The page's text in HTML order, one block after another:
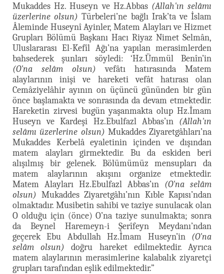
Mukaddes Hz. Huseyn ve Hz.Abbas (Allah'ın selâmı
üzerlerine olsun) Türbeleri’ne bağlı Irak’ta ve İslam
Âleminde Huseynî Ayinler, Matem Alayları ve Hizmet
Grupları Bölümü Başkanı Hacı Riyaz Nimet Selmân,
Uluslararası El-Kefîl Ağı’na yapılan merasimlerden
bahsederek şunları söyledi: ‘Hz.Ümmül Benîn’in
(O'na selâm olsun) vefâtı hatırasında Matem
alaylarının inişi ve hareketi vefât hatırası olan
Cemâziyelâhir ayının on üçüncü gününden bir gün
önce başlamakta ve sonrasında da devam etmektedir.
Hareketin zirvesi bugün yaşanmakta olup Hz.İmam
Huseyn ve Kardeşi Hz.Ebulfazl Abbas’ın (Allah'ın
selâmı üzerlerine olsun) Mukaddes Ziyaretgâhları’na
Mukaddes Kerbelâ eyaletinin içinden ve dışından
matem alayları girmektedir. Bu da eskiden beri
alışılmış bir gelenek. Bölümümüz mensupları da
matem alaylarının akışını organize etmektedir.
Matem Alayları Hz.Ebulfazl Abbas’ın (O'na selâm
olsun) Mukaddes Ziyaretgâhı’nın Kıble Kapısı’ndan
olmaktadır. Musibetin sahibi ve taziye sunulacak olan
O olduğu için (önce) O’na taziye sunulmakta; sonra
da Beynel Haremeyn-i Şerîfeyn Meydanı’ndan
geçerek Ebu Abdullah Hz.İmam Huseyn’in (O'na
selâm olsun) doğru hareket edilmektedir. Ayrıca
matem alaylarının merasimlerine kalabalık ziyaretçi
grupları tarafından eşlik edilmektedir.”